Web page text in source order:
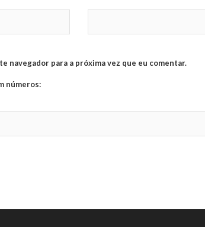
navegador para a próxima vez que eu comentar.
números: